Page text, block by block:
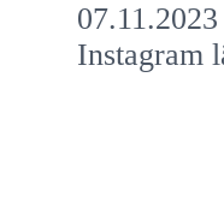
07.11.2023
Instagram